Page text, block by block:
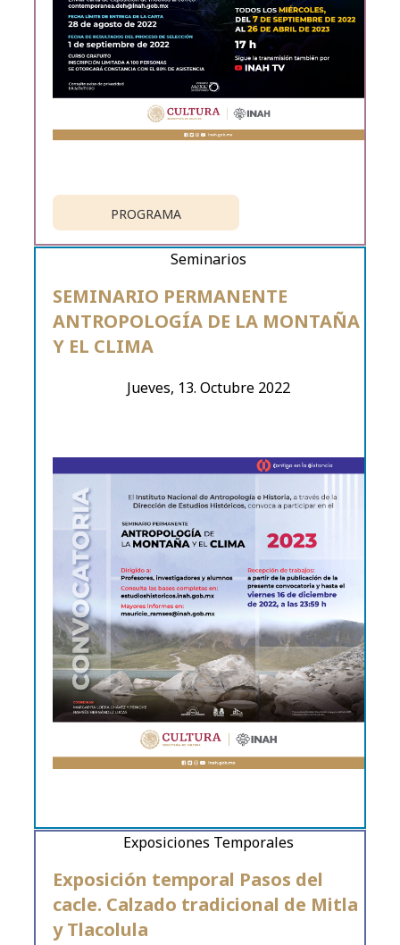
PROGRAMA
Jueves, 13. Octubre 2022
SEMINARIO PERMANENTE
ANTROPOLOGÍA DE LA MONTAÑA
Y EL CLIMA
Seminarios
Exposición temporal Pasos del
cacle. Calzado tradicional de Mitla
y Tlacolula
Exposiciones Temporales